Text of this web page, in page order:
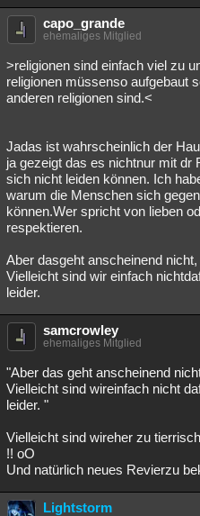
capo_grande
ehemaliges Mitglied
>religionen sind einfach viel zu
religionen müssenso aufgebaut
anderen religionen sind.<
Jadas ist wahrscheinlich der
ja gezeigt das es nichtnur mit dr
sich nicht leiden können. Ich
warum die Menschen sich
können.Wer spricht von lieben
respektieren.
Aber dasgeht anscheinend
Vielleicht sind wir einfach
leider.
samcrowley
ehemaliges Mitglied
"Aber das geht anscheinend
Vielleicht sind wireinfach nicht
leider. "
Vielleicht sind wireher zu
!! oO
Und natürlich neues Revierzu
Lightstorm